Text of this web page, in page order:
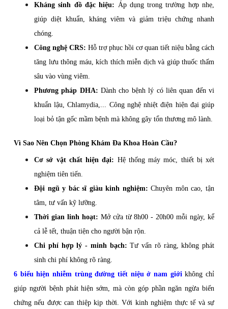
Kháng sinh đồ đặc hiệu: Áp dụng trong trường hợp nhẹ,
giúp diệt khuẩn, kháng viêm và giảm triệu chứng nhanh
chóng.
Công nghệ CRS: Hỗ trợ phục hồi cơ quan tiết niệu bằng cách
tăng lưu thông máu, kích thích miễn dịch và giúp thuốc thấm
sâu vào vùng viêm.
Phương pháp DHA: Dành cho bệnh lý có liên quan đến vi
khuẩn lậu, Chlamydia,... Công nghệ nhiệt điện hiện đại giúp
loại bỏ tận gốc mầm bệnh mà không gây tổn thương mô lành.
Vì Sao Nên Chọn Phòng Khám Đa Khoa Hoàn Cầu?
Cơ sở vật chất hiện đại: Hệ thống máy móc, thiết bị xét
nghiệm tiên tiến.
Đội ngũ y bác sĩ giàu kinh nghiệm: Chuyên môn cao, tận
tâm, tư vấn kỹ lưỡng.
Thời gian linh hoạt: Mở cửa từ 8h00 - 20h00 mỗi ngày, kể
cả lễ tết, thuận tiện cho người bận rộn.
Chi phí hợp lý - minh bạch: Tư vấn rõ ràng, không phát
sinh chi phí không rõ ràng.
6 biểu hiện nhiễm trùng đường tiết niệu ở nam giớikhông chỉ
giúp người bệnh phát hiện sớm, mà còn góp phần ngăn ngừa biến
chứng nếu được can thiệp kịp thời. Với kinh nghiệm thực tế và sự